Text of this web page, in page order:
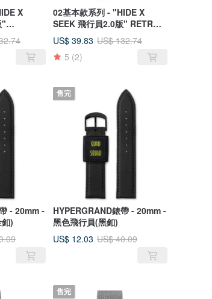
X
"
02基本款系列 - "HIDE X
SEEK 飛行員2.0版" RETRO
FUTURE 手錶
US$ 39.83 US$ 132.74
5 (2)
- 20mm -
)
售完
HYPERGRAND錶帶 - 20mm -
黑色飛行員(黑釦)
US$ 12.03 US$ 40.09
售完